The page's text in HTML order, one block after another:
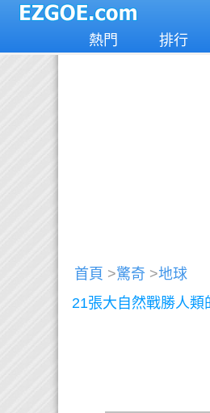
熱門 排行
首頁 >驚奇 >地球
21張大自然戰勝人類